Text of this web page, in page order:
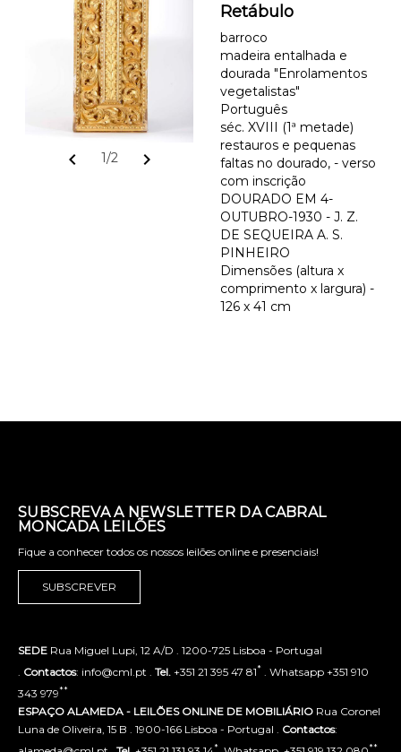
chevron_left 1/2 chevron_right
Retábulo
barroco
madeira entalhada e
dourada "Enrolamentos
vegetalistas"
Português
séc. XVIII (1ª metade)
restauros e pequenas
faltas no dourado, - verso
com inscrição
DOURADO EM 4-
OUTUBRO-1930 - J. Z.
DE SEQUEIRA A. S.
PINHEIRO
Dimensões (altura x
comprimento x largura) -
126 x 41 cm
SUBSCREVA A NEWSLETTER DA CABRAL
MONCADA LEILÕES
Fique a conhecer todos os nossos leilões online e presenciais!
SUBSCREVER
SEDE Rua Miguel Lupi, 12 A/D . 1200-725 Lisboa - Portugal
Contactos: info@cml.pt . Tel. +351 21 395 47 81* . Whatsapp +351 910
343 979**
ESPAÇO ALAMEDA - LEILÕES ONLINE DE MOBILIÁRIO Rua Coronel
Luna de Oliveira, 15 B . 1900-166 Lisboa - Portugal . Contactos:
* **